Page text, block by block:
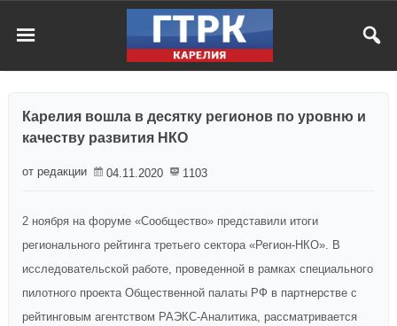
Карелия вошла в десятку регионов по уровню и
качеству развития НКО
от редакции 04.11.2020 1103
2 ноября на форуме «Сообщество» представили итоги
регионального рейтинга третьего сектора «Регион-НКО». В
исследовательской работе, проведенной в рамках специального
пилотного проекта Общественной палаты РФ в партнерстве с
рейтинговым агентством РАЭКС-Аналитика, рассматривается